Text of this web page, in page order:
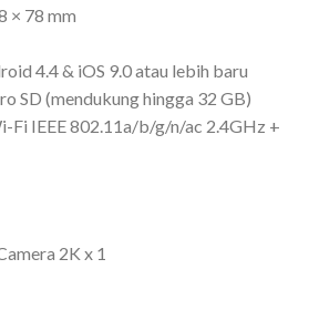
× 78 mm
4.4 & iOS 9.0 atau lebih baru
SD (mendukung hingga 32 GB)
Fi IEEE 802.11a/b/g/n/ac 2.4GHz +
2K x 1